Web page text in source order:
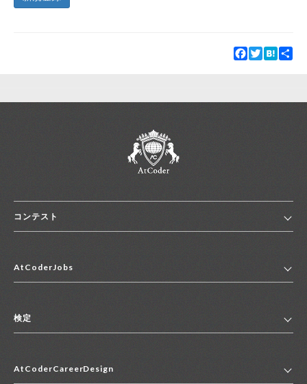
Facebook
TwitterHatena
コンテスト
コンテスト一覧
便利リンク集
AtCoderJobs
2027年新卒採用求人一覧
中途採用求人一覧
検定
マイページ
AtCoderCareerDesign